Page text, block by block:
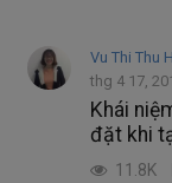
Vu Thi Thu
thg 4 17,
Khái
đặt khi
11.8K